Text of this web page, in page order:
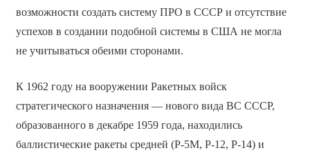
возможности создать систему ПРО в СССР и отсутствие
успехов в создании подобной системы в США не могла
не учитываться обеими сторонами.
К 1962 году на вооружении Ракетных войск
стратегического назначения — нового вида ВС СССР,
образованного в декабре 1959 года, находились
баллистические ракеты средней (Р-5М, Р-12, Р-14) и